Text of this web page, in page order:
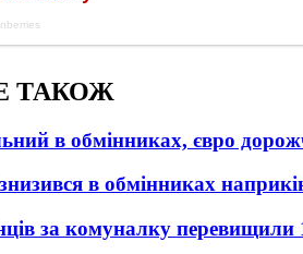
ТАКОЖ
в обмінниках, євро
в обмінниках
за комуналку перевищили